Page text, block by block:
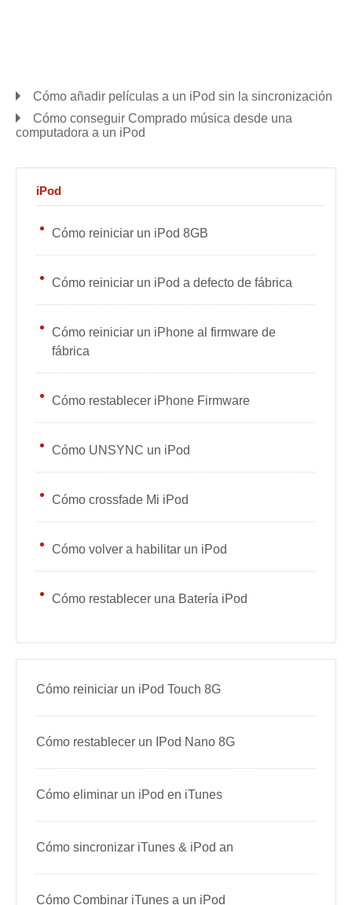
Cómo añadir películas a un iPod sin la sincronización
Cómo conseguir Comprado música desde una
computadora a un iPod
iPod
Cómo reiniciar un iPod 8GB
Cómo reiniciar un iPod a defecto de fábrica
Cómo reiniciar un iPhone al firmware de
fábrica
Cómo restablecer iPhone Firmware
Cómo UNSYNC un iPod
Cómo crossfade Mi iPod
Cómo volver a habilitar un iPod
Cómo restablecer una Batería iPod
Cómo reiniciar un iPod Touch 8G
Cómo restablecer un IPod Nano 8G
Cómo eliminar un iPod en iTunes
Cómo sincronizar iTunes & iPod an
Cómo Combinar iTunes a un iPod